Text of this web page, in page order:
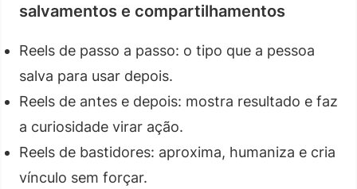
salvamentos e compartilhamentos
Reels de passo a passo: o tipo que a pessoa
salva para usar depois.
Reels de antes e depois: mostra resultado e faz
a curiosidade virar ação.
Reels de bastidores: aproxima, humaniza e cria
vínculo sem forçar.